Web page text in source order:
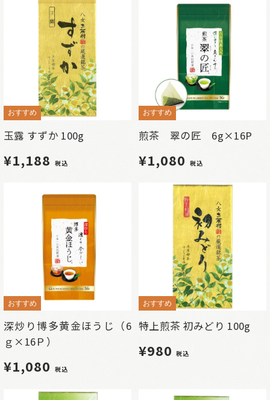
おすすめ
玉露 すずか 100g
¥1,188 税込
おすすめ
煎茶 翠の匠 6g×16P
¥1,080 税込
おすすめ
深炒り博多黄金ほうじ（6
ｇ×16Ｐ）
¥1,080 税込
おすすめ
特上煎茶 初みどり 100g
¥980税込